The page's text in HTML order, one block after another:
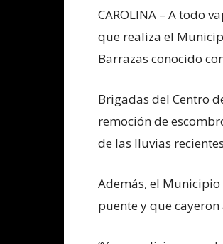
CAROLINA – A todo
que realiza el
Barrazas conocido
Brigadas del Centro
remoción de
de las lluvias
Además, el
puente y que